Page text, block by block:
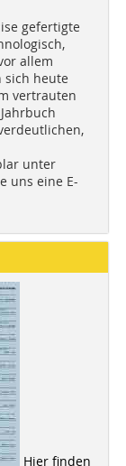
gefertigte
allem
sich heute
vertrauten
unter
uns eine E-
Hier finden